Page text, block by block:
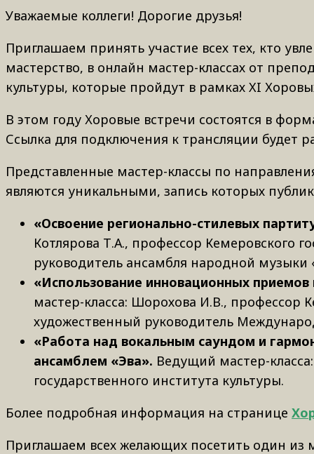
Уважаемые коллеги! Дорогие друзья!
Приглашаем принять участие всех тех, кто
мастерство, в онлайн мастер-классах от
культуры, которые пройдут в рамках XI
В этом году Хоровые встречи состоятся в
Ссылка для подключения к трансляции будет
Представленные мастер-классы по
являются уникальными, запись которых
«Освоение регионально-стилевых
Котлярова Т.А., профессор Кемеровского
руководитель ансамбля народной
«Использование инновационных
мастер-класса: Шорохова И.В., профессор
художественный руководитель
«Работа над вокальным саундом и
ансамблем «Эва». Ведущий мастер-
государственного института культуры.
Более подробная информация на странице
Приглашаем всех желающих посетить один из